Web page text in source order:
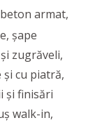
armat,
șape
zugrăveli,
cu piatră,
și finisări
walk-in,